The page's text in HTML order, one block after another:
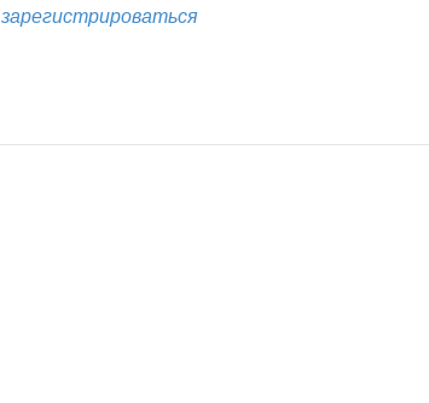
зарегистрироваться